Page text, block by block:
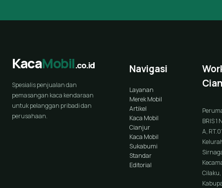
KacaMobil.co.id
Spesialis penjualan dan
pemasangan kaca kendaraan
untuk pelanggan pribadi dan
perusahaan.
Navigasi
Layanan
Merek Mobil
Artikel
Kaca Mobil
Cianjur
Kaca Mobil
Sukabumi
Standar
Editorial
BRIS 1
A,
Cilaku,